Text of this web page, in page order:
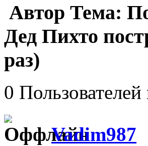
Автор Тема:
Дед Пихто
раз)
0
Vadim987